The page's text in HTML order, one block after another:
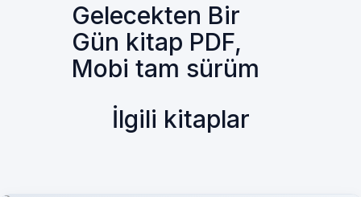
Gelecekten Bir
Gün kitap PDF,
Mobi tam sürüm
İlgili kitaplar